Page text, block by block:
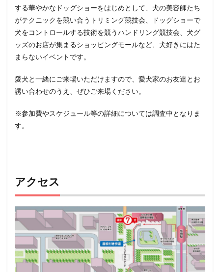
する華やかなドッグショーをはじめとして、犬の美容師たち
がテクニックを競い合うトリミング競技会、ドッグショーで
犬をコントロールする技術を競うハンドリング競技会、犬グ
ッズのお店が集まるショッピングモールなど、犬好きにはた
まらないイベントです。
愛犬と一緒にご来場いただけますので、愛犬家のお友達とお
誘い合わせのうえ、ぜひご来場ください。
※参加費やスケジュール等の詳細については調査中となりま
す。
アクセス